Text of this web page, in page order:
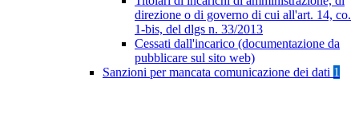
direzione o di governo di cui all'art. 14, co.
1-bis, del dlgs n. 33/2013
Cessati dall'incarico (documentazione da
pubblicare sul sito web)
Sanzioni per mancata comunicazione dei dati 1